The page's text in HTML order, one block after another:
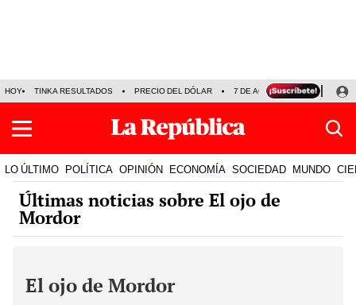
HOY TINKA RESULTADOS PRECIO DEL DÓLAR 7 DE AGOSTO OLLANTA
LO ÚLTIMO POLÍTICA OPINIÓN ECONOMÍA SOCIEDAD MUNDO
Últimas noticias sobre El ojo de
Mordor
El ojo de Mordor